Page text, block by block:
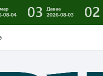
08-04
03
Даваа
2026-08-03
02